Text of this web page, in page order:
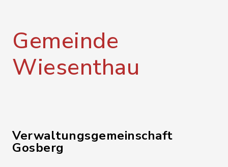
Gemeinde
Wiesenthau
Verwaltungsgemeinschaft
Gosberg